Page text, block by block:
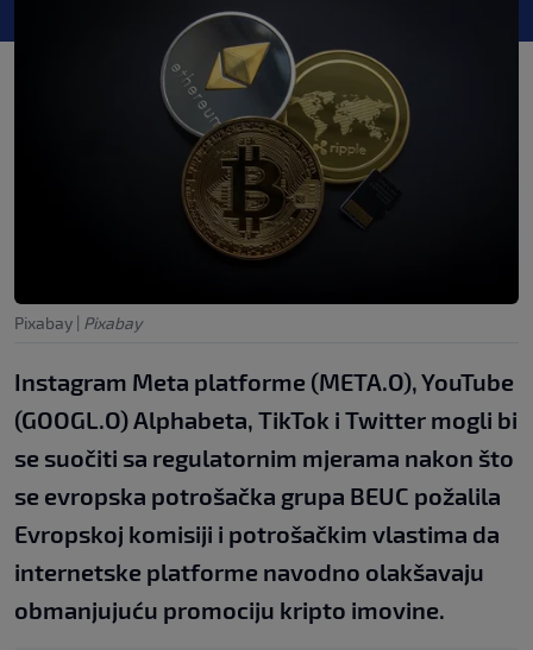
Pixabay | Pixabay
Instagram Meta platforme (META.O), YouTube
(GOOGL.O) Alphabeta, TikTok i Twitter mogli bi
se suočiti sa regulatornim mjerama nakon što
se evropska potrošačka grupa BEUC požalila
Evropskoj komisiji i potrošačkim vlastima da
internetske platforme navodno olakšavaju
obmanjujuću promociju kripto imovine.